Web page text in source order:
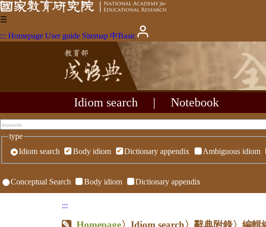
☰
::: Homepage User guide Sitemap 中Basic
Idiom search Notebook
type
Idiom search
Body idiom Dictionary appendix Ambiguous idiom
Conceptual Search Body idiom Dictionary appendix
:::
Homepage〉Idiom search〉辭典附錄〉編輯